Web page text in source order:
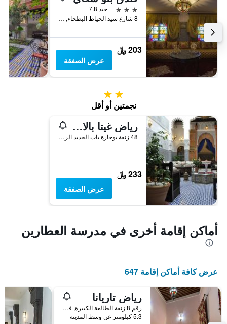
3 نجوم
جيد 7.8
8 شارع سيد الخياط البطحاء, فاس, المغرب
203 ﷼
عرض الصفقة
2 نجمتين
نجمتين أو أقل
رياض غيتا بالاس
48 زنقة بوجارة باب الجديد الرصيف, فاس, المغرب
233 ﷼
عرض الصفقة
أماكن إقامة أخرى في مدرسة العطارين
عرض كافة أماكن إقامة 647
رياض تاريانا
رقم 8 زنقة الطالعة الكبيرة, فاس, المغرب
5.3 كيلومتر عن وسط المدينة